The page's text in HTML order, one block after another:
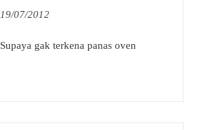
19/07/2012
Supaya gak terkena panas oven